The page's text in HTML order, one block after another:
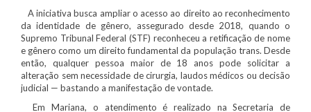
A iniciativa busca ampliar o acesso ao direito ao reconhecimento
da identidade de gênero, assegurado desde 2018, quando o
Supremo Tribunal Federal (STF) reconheceu a retificação de nome
e gênero como um direito fundamental da população trans. Desde
então, qualquer pessoa maior de 18 anos pode solicitar a
alteração sem necessidade de cirurgia, laudos médicos ou decisão
judicial — bastando a manifestação de vontade.
Em Mariana, o atendimento é realizado na Secretaria de